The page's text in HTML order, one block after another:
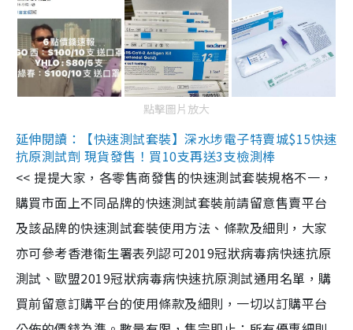
點擊圖片放大
延伸閱讀：【快速測試套裝】深水埗電子特賣城$15快速
抗原測試劑 現貨發售！買10支再送3支檢測棒
<< 提提大家，各零售商發售的快速測試套裝規格不一，
購買市面上不同品牌的快速測試套裝前請留意售賣平台
及該品牌的快速測試套裝使用方法、條款及細則，大家
亦可參考香港衞生署表列認可2019冠狀病毒病快速抗原
測試、歐盟2019冠狀病毒病快速抗原測試通用名單，購
買前留意訂購平台的使用條款及細則，一切以訂購平台